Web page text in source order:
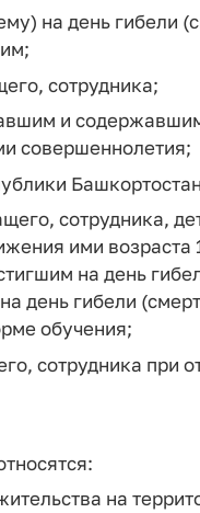
на день гибели
сотрудника;
и
совершеннолетия;
сотрудника,
ими
на день
день гибели
обучения;
сотрудника при
на